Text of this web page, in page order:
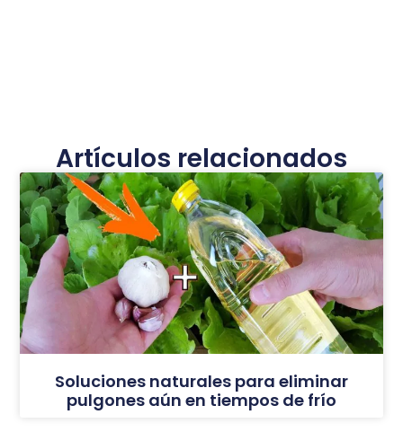
Artículos relacionados
Soluciones naturales para eliminar
pulgones aún en tiempos de frío